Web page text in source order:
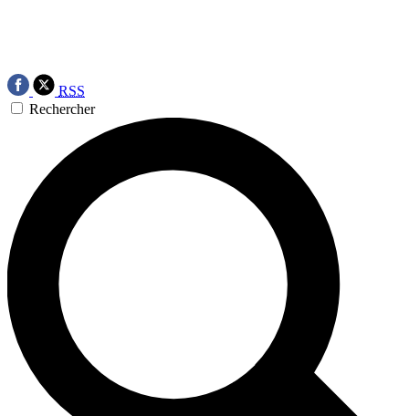
RSS
Rechercher